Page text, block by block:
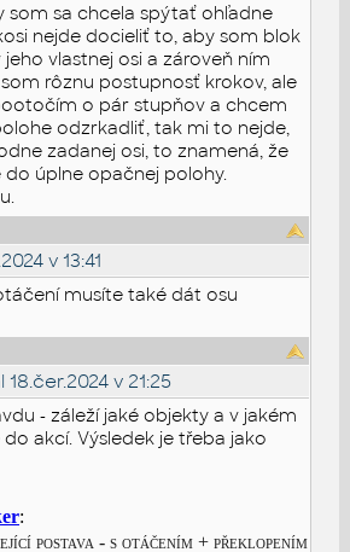
som sa chcela spýtať ohľadne
nejde docieliť to, aby som blok
vlastnej osi a zároveň ním
rôznu postupnosť krokov, ale
o pár stupňov a chcem
odzrkadliť, tak mi to nejde,
zadanej osi, to znamená, že
do úplne opačnej polohy.
v 13:41
musíte také dát osu
18.čer.2024 v 21:25
- záleží jaké objekty a v jakém
akcí. Výsledek je třeba jako